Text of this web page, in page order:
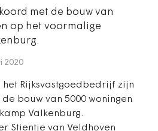
met de bouw van
op het voormalige
2020
het Rijksvastgoedbedrijf zijn
bouw van 5000 woningen
Valkenburg.
Stientje van Veldhoven